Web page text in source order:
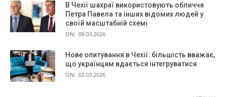
В Чехії шахраї використовують обличчя
Петра Павела та інших відомих людей у
своїй масштабній схемі
ON: 09.03.2026
Нове опитування в Чехії: більшість вважає,
що українцям вдається інтегруватися
ON: 02.03.2026